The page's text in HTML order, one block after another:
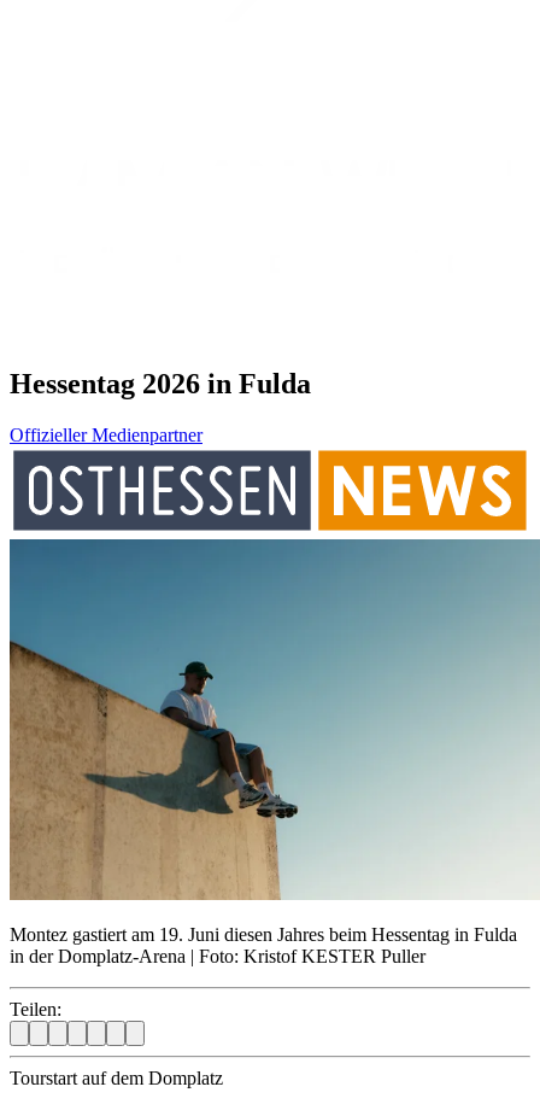
Hessentag 2026 in Fulda
Offizieller Medienpartner
Montez gastiert am 19. Juni diesen Jahres beim Hessentag in Fulda
in der Domplatz-Arena | Foto: Kristof KESTER Puller
Teilen:
Tourstart auf dem Domplatz